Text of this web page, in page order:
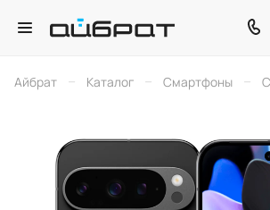
Айбрат – Каталог – Смартфоны –